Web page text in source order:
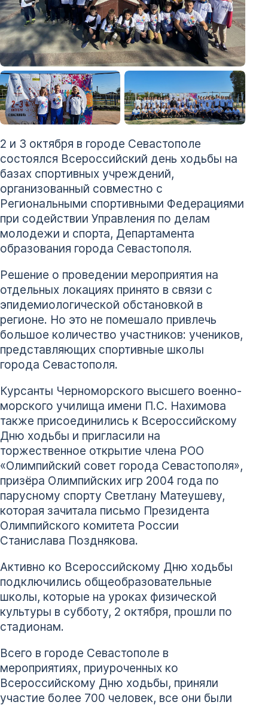
2 и 3 октября в городе Севастополе
состоялся Всероссийский день ходьбы на
базах спортивных учреждений,
организованный совместно с
Региональными спортивными Федерациями
при содействии Управления по делам
молодежи и спорта, Департамента
образования города Севастополя.
Решение о проведении мероприятия на
отдельных локациях принято в связи с
эпидемиологической обстановкой в
регионе. Но это не помешало привлечь
большое количество участников: учеников,
представляющих спортивные школы
города Севастополя.
Курсанты Черноморского высшего военно-
морского училища имени П.С. Нахимова
также присоединились к Всероссийскому
Дню ходьбы и пригласили на
торжественное открытие члена РОО
«Олимпийский совет города Севастополя»,
призёра Олимпийских игр 2004 года по
парусному спорту Светлану Матеушеву,
которая зачитала письмо Президента
Олимпийского комитета России
Станислава Позднякова.
Активно ко Всероссийскому Дню ходьбы
подключились общеобразовательные
школы, которые на уроках физической
культуры в субботу, 2 октября, прошли по
стадионам.
Всего в городе Севастополе в
мероприятиях, приуроченных ко
Всероссийскому Дню ходьбы, приняли
участие более 700 человек, все они были